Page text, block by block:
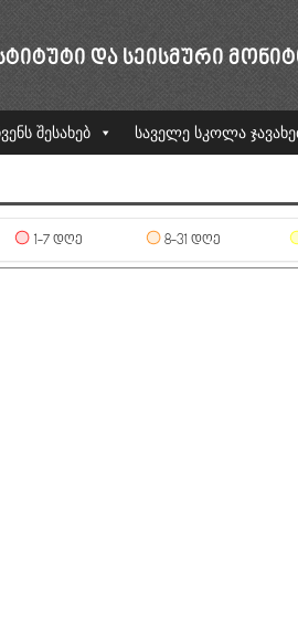
ᲓᲐ ᲡᲔᲘᲡᲛᲣᲠᲘ
შესახებ საველე სკოლა
1-7 ᲓᲦᲔ 8-31 ᲓᲦᲔ